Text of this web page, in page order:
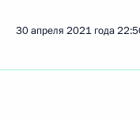
30 апреля 2021 года